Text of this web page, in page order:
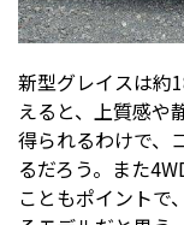
新型グレイスは約
えると、上質感や
得られるわけで、
るだろう。また
こともポイントで